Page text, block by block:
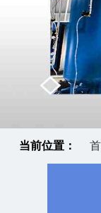
当前位置：